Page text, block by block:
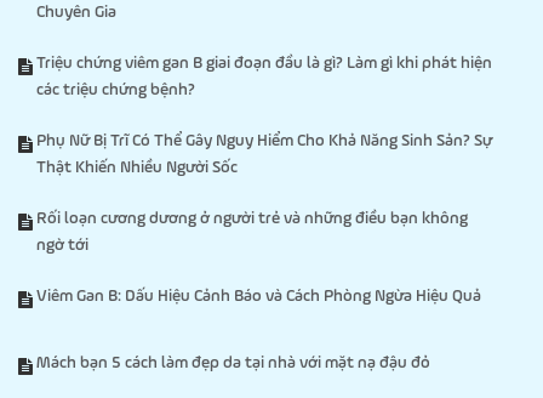
Chuyên Gia
Triệu chứng viêm gan B giai đoạn đầu là gì? Làm gì khi phát hiện
các triệu chứng bệnh?
Phụ Nữ Bị Trĩ Có Thể Gây Nguy Hiểm Cho Khả Năng Sinh Sản? Sự
Thật Khiến Nhiều Người Sốc
Rối loạn cương dương ở người trẻ và những điều bạn không
ngờ tới
Viêm Gan B: Dấu Hiệu Cảnh Báo và Cách Phòng Ngừa Hiệu Quả
Mách bạn 5 cách làm đẹp da tại nhà với mặt nạ đậu đỏ